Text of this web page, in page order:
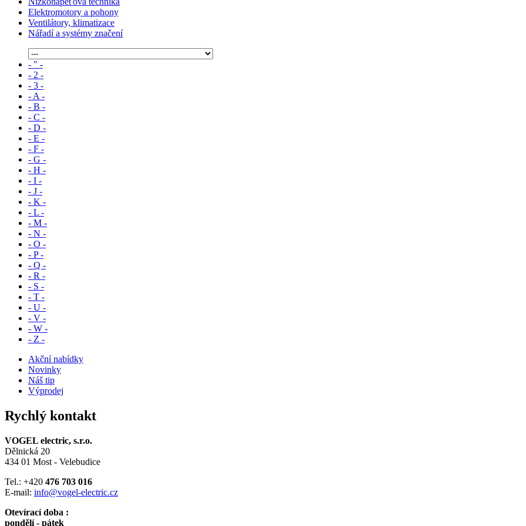
Elektromotory a pohony
Ventilátory, klimatizace
Nářadí a systémy značení
- " -
- 2 -
- 3 -
- A -
- B -
- C -
- D -
- E -
- F -
- G -
- H -
- I -
- J -
- K -
- L -
- M -
- N -
- O -
- P -
- Q -
- R -
- S -
- T -
- U -
- V -
- W -
- Z -
Akční nabídky
Novinky
Náš tip
Výprodej
Rychlý kontakt
VOGEL electric, s.r.o.
Dělnická 20
434 01 Most - Velebudice
Tel.: +420 476 703 016
E-mail: info@vogel-electric.cz
Otevírací doba :
pondělí - pátek